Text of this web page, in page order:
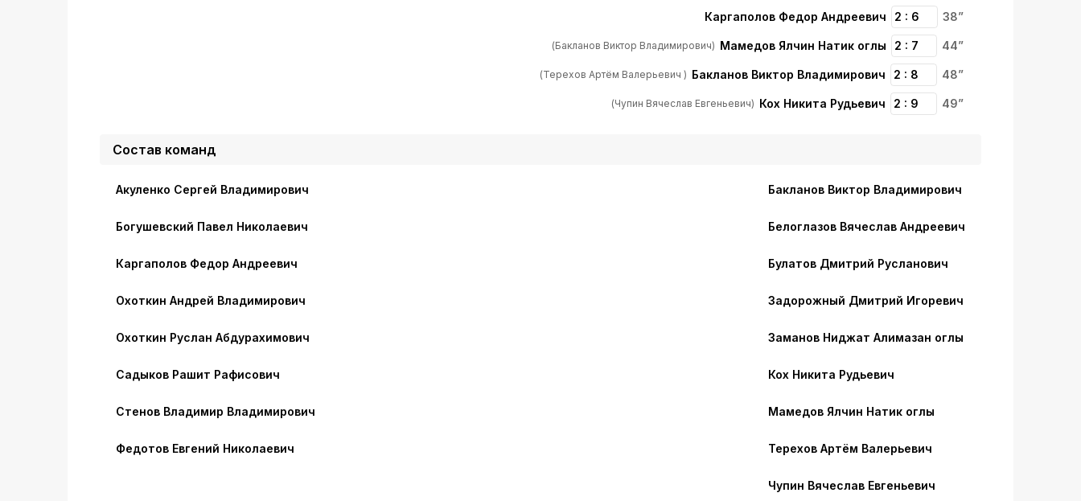
38”
2 : 6
Каргаполов Федор Андреевич
44”
2 : 7
Мамедов Ялчин Натик оглы
(Бакланов Виктор Владимирович)
48”
2 : 8
Бакланов Виктор Владимирович
(Терехов Артём Валерьевич )
49”
2 : 9
Кох Никита Рудьевич
(Чупин Вячеслав Евгеньевич)
Состав команд
Акуленко Сергей Владимирович
Богушевский Павел Николаевич
Каргаполов Федор Андреевич
Охоткин Андрей Владимирович
Охоткин Руслан Абдурахимович
Садыков Рашит Рафисович
Стенов Владимир Владимирович
Федотов Евгений Николаевич
Бакланов Виктор Владимирович
Белоглазов Вячеслав Андреевич
Булатов Дмитрий Русланович
Задорожный Дмитрий Игоревич
Заманов Ниджат Алимазан оглы
Кох Никита Рудьевич
Мамедов Ялчин Натик оглы
Терехов Артём Валерьевич
Чупин Вячеслав Евгеньевич